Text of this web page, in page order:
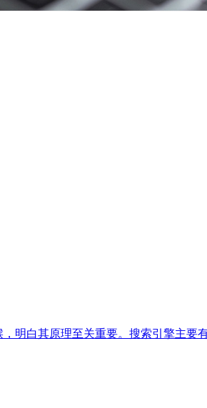
明白其原理至关重要。搜索引擎主要